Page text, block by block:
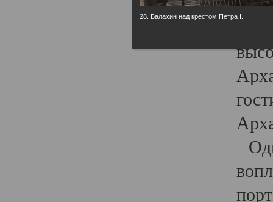
28. Балахин над крестом Петра I.